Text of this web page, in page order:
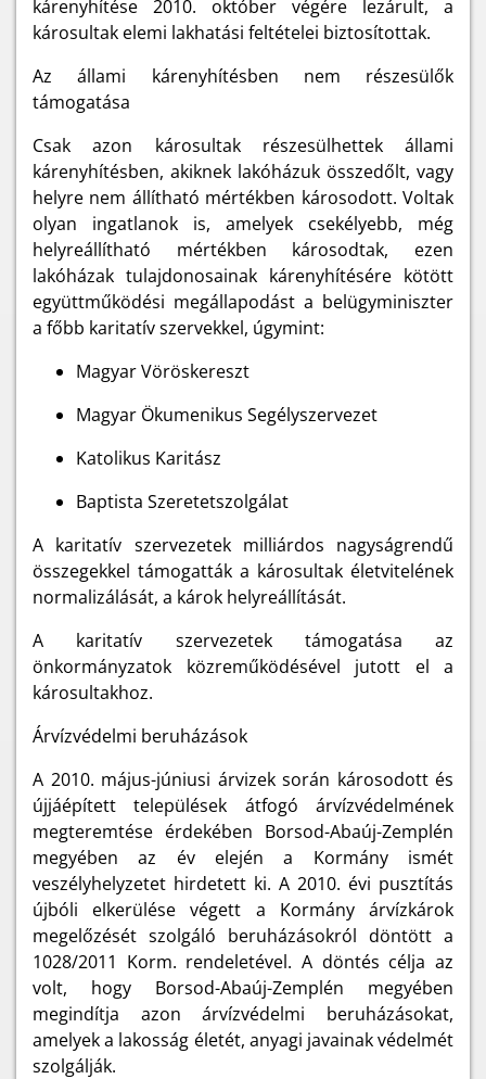
kárenyhítése 2010. október végére lezárult, a
károsultak elemi lakhatási feltételei biztosítottak.
Az állami kárenyhítésben nem részesülők
támogatása
Csak azon károsultak részesülhettek állami
kárenyhítésben, akiknek lakóházuk összedőlt, vagy
helyre nem állítható mértékben károsodott. Voltak
olyan ingatlanok is, amelyek csekélyebb, még
helyreállítható mértékben károsodtak, ezen
lakóházak tulajdonosainak kárenyhítésére kötött
együttműködési megállapodást a belügyminiszter
a főbb karitatív szervekkel, úgymint:
Magyar Vöröskereszt
Magyar Ökumenikus Segélyszervezet
Katolikus Karitász
Baptista Szeretetszolgálat
A karitatív szervezetek milliárdos nagyságrendű
összegekkel támogatták a károsultak életvitelének
normalizálását, a károk helyreállítását.
A karitatív szervezetek támogatása az
önkormányzatok közreműködésével jutott el a
károsultakhoz.
Árvízvédelmi beruházások
A 2010. május-júniusi árvizek során károsodott és
újjáépített települések átfogó árvízvédelmének
megteremtése érdekében Borsod-Abaúj-Zemplén
megyében az év elején a Kormány ismét
veszélyhelyzetet hirdetett ki. A 2010. évi pusztítás
újbóli elkerülése végett a Kormány árvízkárok
megelőzését szolgáló beruházásokról döntött a
1028/2011 Korm. rendeletével. A döntés célja az
volt, hogy Borsod-Abaúj-Zemplén megyében
megindítja azon árvízvédelmi beruházásokat,
amelyek a lakosság életét, anyagi javainak védelmét
szolgálják.